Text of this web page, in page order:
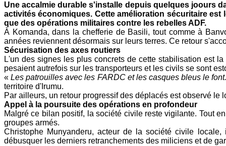
Une accalmie durable s'installe depuis quelques joours
activités économiques. Cette amélioration sécuritaire
que des opérations militaires contre les rebelles ADF.
À Komanda, dans la chefferie de Basili, tout comme à
années reviennent désormais sur leurs terres. Ce retour
Sécurisation des axes routiers
L'un des signes les plus concrets de cette stabilisation est
pesaient autrefois sur les transporteurs et les civils se sont
«Les patrouilles avec les FARDC et les casques bleus le
territoire d'Irumu.
Par ailleurs, un retour progressif des déplacés est observé
Appel à la poursuite des opérations en profondeur
Malgré ce bilan positif, la société civile reste vigilante. Tout
groupes armés.
Christophe Munyanderu, acteur de la société civile
débusquer les derniers retranchements des miliciens et de